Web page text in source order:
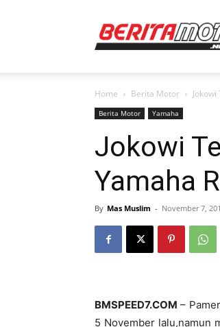
Home Berita Motor
Berita Motor Yamaha
Jokowi
Yamaha
By Mas Muslim - November 7,
BMSPEED7.COM –
5 November lalu,namun